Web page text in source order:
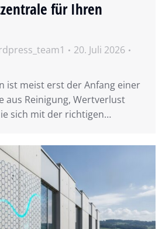
für Ihren
20. Juli 2026
ist meist erst der Anfang einer
aus Reinigung, Wertverlust
sich mit der richtigen…